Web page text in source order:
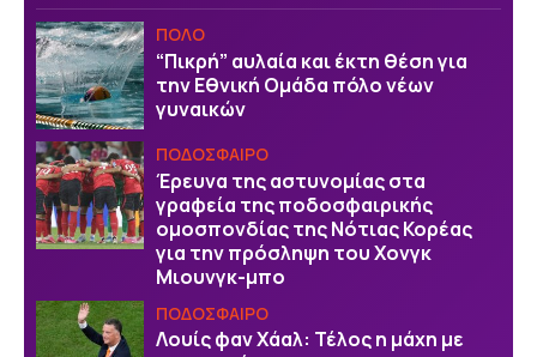
ΠΟΛΟ
“Πικρή” αυλαία και έκτη θέση για
την Εθνική Ομάδα πόλο νέων
γυναικών
ΠΟΔΟΣΦΑΙΡΟ
Έρευνα της αστυνομίας στα
γραφεία της ποδοσφαιρικής
ομοσπονδίας της Νότιας Κορέας
για την πρόσληψη του Χονγκ
Μιουνγκ-μπο
ΠΟΔΟΣΦΑΙΡΟ
Λουίς φαν Χάαλ: Τέλος η μάχη με